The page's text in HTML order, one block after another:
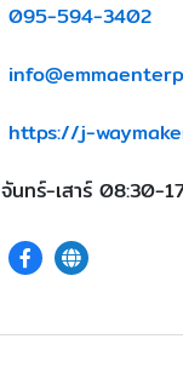
095-594-3402
https://j-
จันทร์-เสาร์ 08:30-